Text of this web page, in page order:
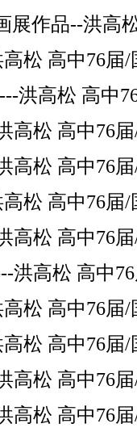
展作品--洪高
松 高中76届
洪高松 高中
高松 高中76
高松 高中76
松 高中76届
高松 高中76
洪高松 高中
松 高中76届
松 高中76届
高松 高中76
高松 高中76